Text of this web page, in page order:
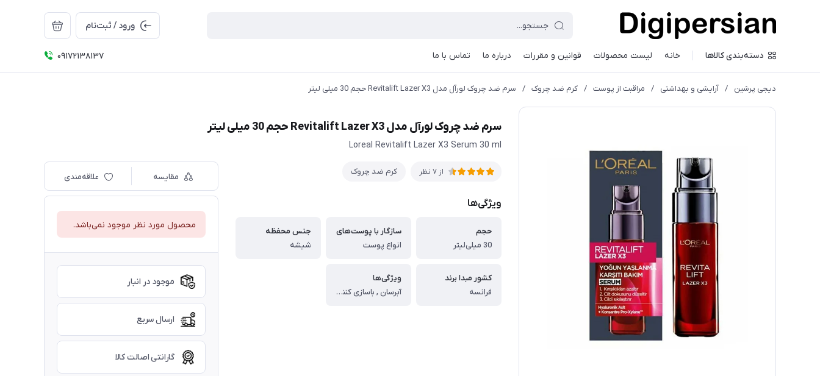
ورود / ثبت‌نام
دسته‌بندی کالاها خانه لیست محصولات قوانین و مقررات درباره ما تماس با ما 09172138137
دیجی پرشین / آرایشی و بهداشتی / مراقبت از پوست / کرم ضد چروک / سرم ضد چروک لورآل مدل Revitalift Lazer X3 حجم 30 میلی لیتر
سرم ضد چروک لورآل مدل Revitalift Lazer X3 حجم 30 میلی لیتر
Loreal Revitalift Lazer X3 Serum 30 ml
از 7 نظر کرم ضد چروک
ویژگی‌ها
حجم
30 میلی‌لیتر
سازگار با پوست‌های
انواع پوست
جنس محفظه
شیشه
کشور مبدا برند
فرانسه
ویژگی‌ها
آبرسان , باسازی کننده , ضد پیری
مقایسه علاقه‌مندی
محصول مورد نظر موجود نمی‌باشد.
موجود در انبار
ارسال سریع
گارانتی اصالت کالا